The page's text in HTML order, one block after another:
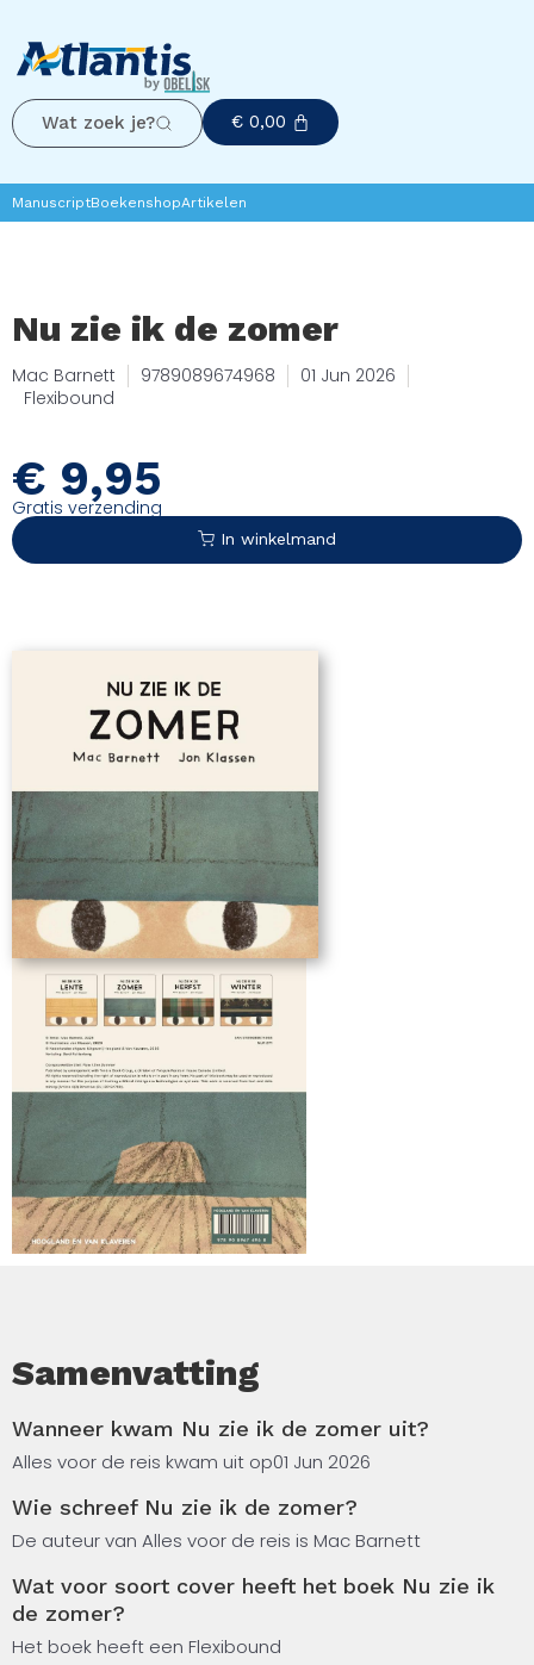
Wat zoek je? € 0,00
ManuscriptBoekenshopArtikelen
Nu zie ik de zomer
Mac Barnett 9789089674968
01 Jun 2026
Flexibound
€ 9,95
Gratis verzending
In winkelmand
Samenvatting
Wanneer kwam Nu zie ik de zomer uit?
Alles voor de reis kwam uit op01 Jun 2026
Wie schreef Nu zie ik de zomer?
De auteur van Alles voor de reis is Mac Barnett
Wat voor soort cover heeft het boek Nu zie ik
de zomer?
Het boek heeft een Flexibound